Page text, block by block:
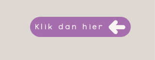
Klik dan hier